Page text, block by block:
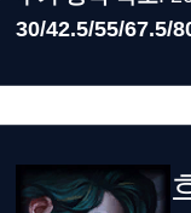
30/42.5/55/67.5/